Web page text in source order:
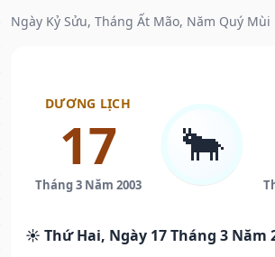
Ngày Kỷ Sửu, Tháng Ất Mão, Năm Quý Mùi
DƯƠNG LỊCH
17
Tháng 3 Năm 2003
🐂
☀️ Thứ Hai, Ngày 17 Tháng 3 Năm